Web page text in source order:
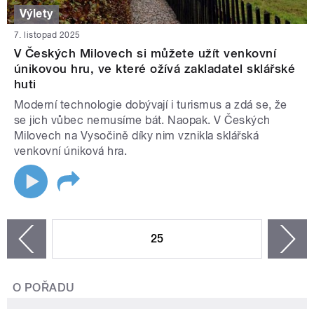
Výlety
7. listopad 2025
V Českých Milovech si můžete užít venkovní
únikovou hru, ve které ožívá zakladatel sklářské
huti
Moderní technologie dobývají i turismus a zdá se, že
se jich vůbec nemusíme bát. Naopak. V Českých
Milovech na Vysočině díky nim vznikla sklářská
venkovní úniková hra.
25
O POŘADU